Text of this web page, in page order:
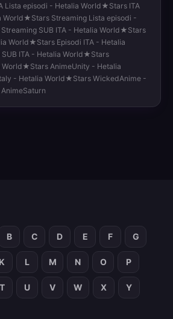
Lista episodi - Hetalia World★Stars ITA
World★Stars Streaming Lista episodi -
SUB ITA - Hetalia World★Stars
World★Stars Episodi ITA - Hetalia
ITA - Hetalia World★Stars
World★Stars AnimeUnity - Hetalia
- Hetalia World★Stars WickedAnime -
B C D E F G
K L M N O P
T U V W X Y